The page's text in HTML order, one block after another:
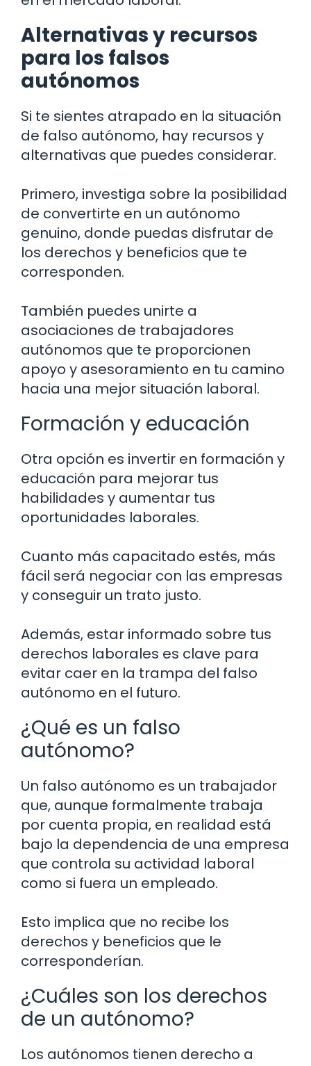
Alternativas y recursos
para los falsos
autónomos
Si te sientes atrapado en la situación
de falso autónomo, hay recursos y
alternativas que puedes considerar.
Primero, investiga sobre la posibilidad
de convertirte en un autónomo
genuino, donde puedas disfrutar de
los derechos y beneficios que te
corresponden.
También puedes unirte a
asociaciones de trabajadores
autónomos que te proporcionen
apoyo y asesoramiento en tu camino
hacia una mejor situación laboral.
Formación y educación
Otra opción es invertir en formación y
educación para mejorar tus
habilidades y aumentar tus
oportunidades laborales.
Cuanto más capacitado estés, más
fácil será negociar con las empresas
y conseguir un trato justo.
Además, estar informado sobre tus
derechos laborales es clave para
evitar caer en la trampa del falso
autónomo en el futuro.
¿Qué es un falso
autónomo?
Un falso autónomo es un trabajador
que, aunque formalmente trabaja
por cuenta propia, en realidad está
bajo la dependencia de una empresa
que controla su actividad laboral
como si fuera un empleado.
Esto implica que no recibe los
derechos y beneficios que le
corresponderían.
¿Cuáles son los derechos
de un autónomo?
Los autónomos tienen derecho a